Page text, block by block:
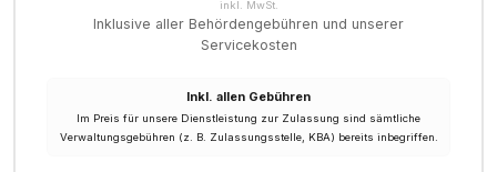
inkl. MwSt.
Inklusive aller Behördengebühren und unserer
Servicekosten
Inkl. allen Gebühren
Im Preis für unsere Dienstleistung zur Zulassung sind sämtliche
Verwaltungsgebühren (z. B. Zulassungsstelle, KBA) bereits inbegriffen.